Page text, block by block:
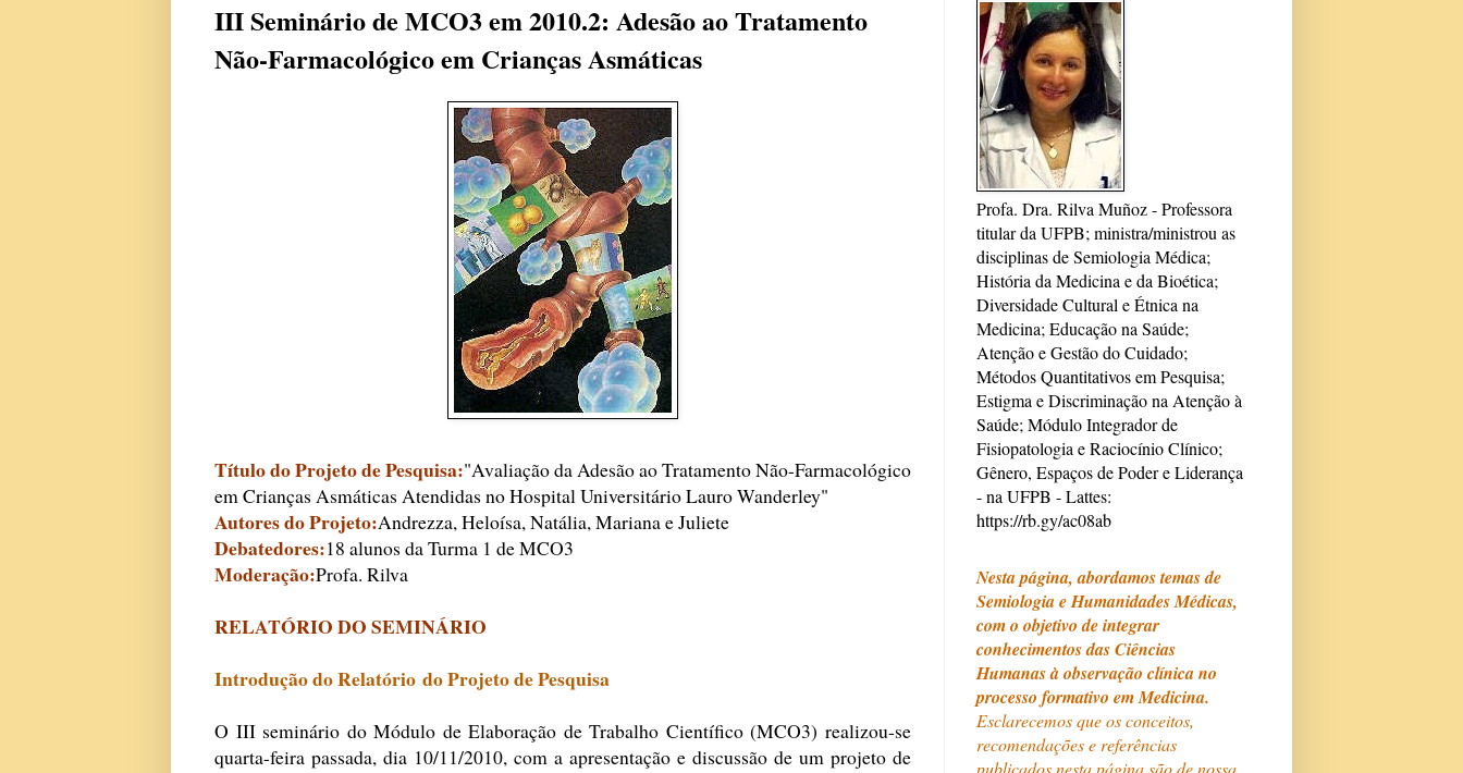
III Seminário de MCO3 em 2010.2: Adesão ao Tratamento
Não-Farmacológico em Crianças Asmáticas
Título do Projeto de Pesquisa:"Avaliação da Adesão ao Tratamento Não-Farmacológico
em Crianças Asmáticas Atendidas no Hospital Universitário Lauro Wanderley"
Autores do Projeto:Andrezza, Heloísa, Natália, Mariana e Juliete
Debatedores:18 alunos da Turma 1 de MCO3
Moderação:Profa. Rilva
RELATÓRIO DO SEMINÁRIO
Introdução do Relatório do Projeto de Pesquisa
O III seminário do Módulo de Elaboração de Trabalho Científico (MCO3) realizou-se
quarta-feira passada, dia 10/11/2010, com a apresentação e discussão de um projeto de
Profa. Dra. Rilva Muñoz - Professora
titular da UFPB; ministra/ministrou as
disciplinas de Semiologia Médica;
História da Medicina e da Bioética;
Diversidade Cultural e Étnica na
Medicina; Educação na Saúde;
Atenção e Gestão do Cuidado;
Métodos Quantitativos em Pesquisa;
Estigma e Discriminação na Atenção à
Saúde; Módulo Integrador de
Fisiopatologia e Raciocínio Clínico;
Gênero, Espaços de Poder e Liderança
- na UFPB - Lattes:
https://rb.gy/ac08ab
Nesta página, abordamos temas de
Semiologia e Humanidades Médicas,
com o objetivo de integrar
conhecimentos das Ciências
Humanas à observação clínica no
processo formativo em Medicina.
Esclarecemos que os conceitos,
recomendações e referências
publicados nesta página são de nossa